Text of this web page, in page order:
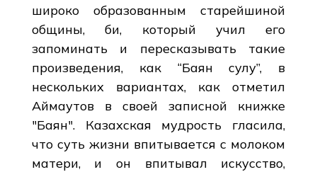
широко образованным старейшиной
общины, би, который учил его
запоминать и пересказывать такие
произведения, как “Баян сулу”, в
нескольких вариантах, как отметил
Аймаутов в своей записной книжке
"Баян". Казахская мудрость гласила,
что суть жизни впитывается с молоком
матери, и он впитывал искусство,